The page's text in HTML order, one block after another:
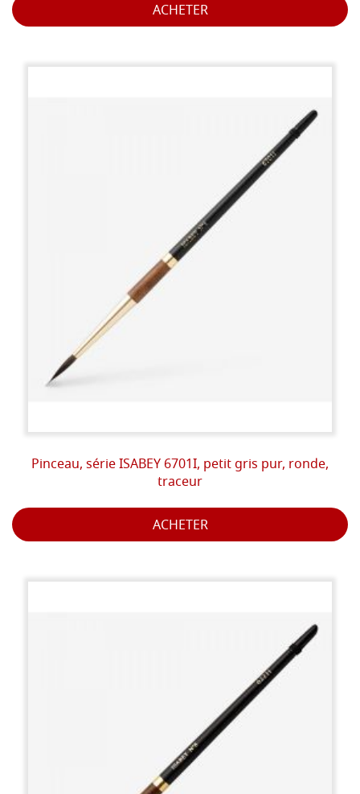
ACHETER
Pinceau, série ISABEY 6701I, petit gris pur, ronde,
traceur
ACHETER